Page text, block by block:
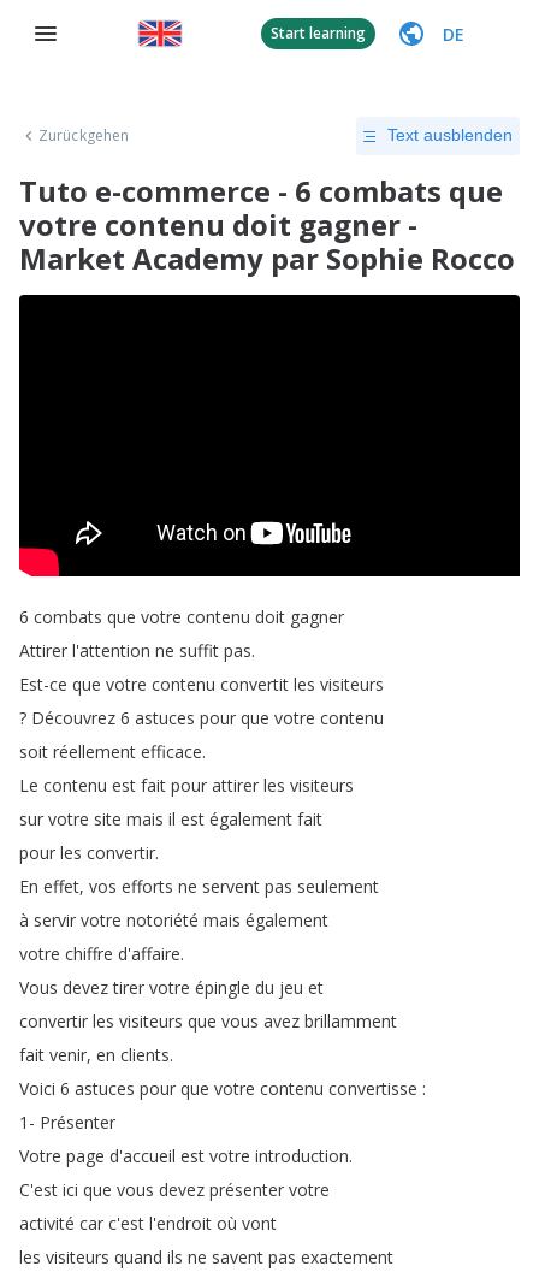
Start learning DE
Zurückgehen Text ausblenden
Tuto e-commerce - 6 combats que
votre contenu doit gagner -
Market Academy par Sophie Rocco
6 combats que votre contenu doit gagner
Attirer l'attention ne suffit pas.
Est-ce que votre contenu convertit les visiteurs
? Découvrez 6 astuces pour que votre contenu
soit réellement efficace.
Le contenu est fait pour attirer les visiteurs
sur votre site mais il est également fait
pour les convertir.
En effet, vos efforts ne servent pas seulement
à servir votre notoriété mais également
votre chiffre d'affaire.
Vous devez tirer votre épingle du jeu et
convertir les visiteurs que vous avez brillamment
fait venir, en clients.
Voici 6 astuces pour que votre contenu convertisse :
1- Présenter
Votre page d'accueil est votre introduction.
C'est ici que vous devez présenter votre
activité car c'est l'endroit où vont
les visiteurs quand ils ne savent pas exactement